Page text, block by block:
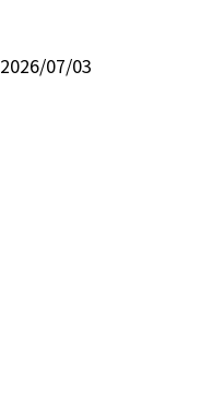
2026/07/03